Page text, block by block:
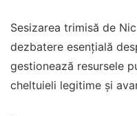
Sesizarea trimisă de
dezbatere esențială
gestionează resursele
cheltuieli legitime și